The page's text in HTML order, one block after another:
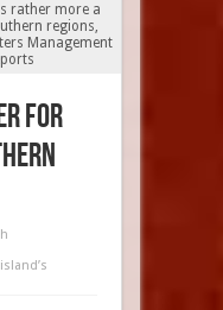
rather more a
regions,
Management
for